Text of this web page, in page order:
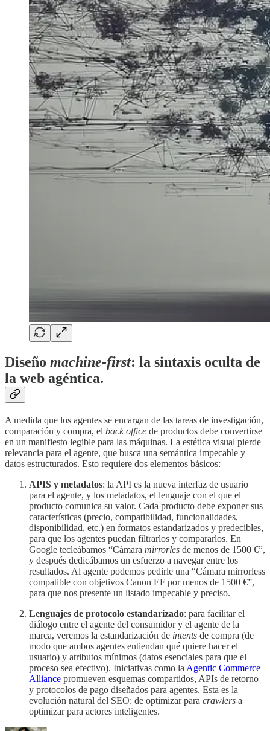
Diseño machine-first: la sintaxis oculta de
la web agéntica.
A medida que los agentes se encargan de las tareas de investigación,
comparación y compra, el back office de productos debe convertirse
en un manifiesto legible para las máquinas. La estética visual pierde
relevancia para el agente, que busca una semántica impecable y
datos estructurados. Esto requiere dos elementos básicos:
APIS y metadatos: la API es la nueva interfaz de usuario
para el agente, y los metadatos, el lenguaje con el que el
producto comunica su valor. Cada producto debe exponer sus
características (precio, compatibilidad, funcionalidades,
disponibilidad, etc.) en formatos estandarizados y predecibles,
para que los agentes puedan filtrarlos y compararlos. En
Google tecleábamos “Cámara mirrorles de menos de 1500 €”,
y después dedicábamos un esfuerzo a navegar entre los
resultados. Al agente podemos pedirle una “Cámara mirrorless
compatible con objetivos Canon EF por menos de 1500 €”,
para que nos presente un listado impecable y preciso.
Lenguajes de protocolo estandarizado: para facilitar el
diálogo entre el agente del consumidor y el agente de la
marca, veremos la estandarización de intents de compra (de
modo que ambos agentes entiendan qué quiere hacer el
usuario) y atributos mínimos (datos esenciales para que el
proceso sea efectivo). Iniciativas como la Agentic Commerce
Alliance promueven esquemas compartidos, APIs de retorno
y protocolos de pago diseñados para agentes. Esta es la
evolución natural del SEO: de optimizar para crawlers a
optimizar para actores inteligentes.